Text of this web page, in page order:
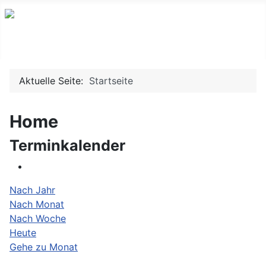
Aktuelle Seite: Startseite
Home
Terminkalender
Nach Jahr
Nach Monat
Nach Woche
Heute
Gehe zu Monat